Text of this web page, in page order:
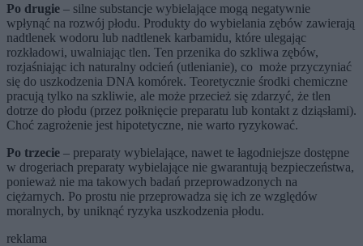
Po drugie – silne substancje wybielające mogą negatywnie
wpłynąć na rozwój płodu. Produkty do wybielania zębów zawierają
nadtlenek wodoru lub nadtlenek karbamidu, które ulegając
rozkładowi, uwalniając tlen. Ten przenika do szkliwa zębów,
rozjaśniając ich naturalny odcień (utlenianie), co może przyczyniać
się do uszkodzenia DNA komórek. Teoretycznie środki chemiczne
pracują tylko na szkliwie, ale może przecież się zdarzyć, że tlen
dotrze do płodu (przez połknięcie preparatu lub kontakt z dziąsłami).
Choć zagrożenie jest hipotetyczne, nie warto ryzykować.
Po trzecie – preparaty wybielające, nawet te łagodniejsze dostępne
w drogeriach preparaty wybielające nie gwarantują bezpieczeństwa,
ponieważ nie ma takowych badań przeprowadzonych na
ciężarnych. Po prostu nie przeprowadza się ich ze względów
moralnych, by uniknąć ryzyka uszkodzenia płodu.
reklama